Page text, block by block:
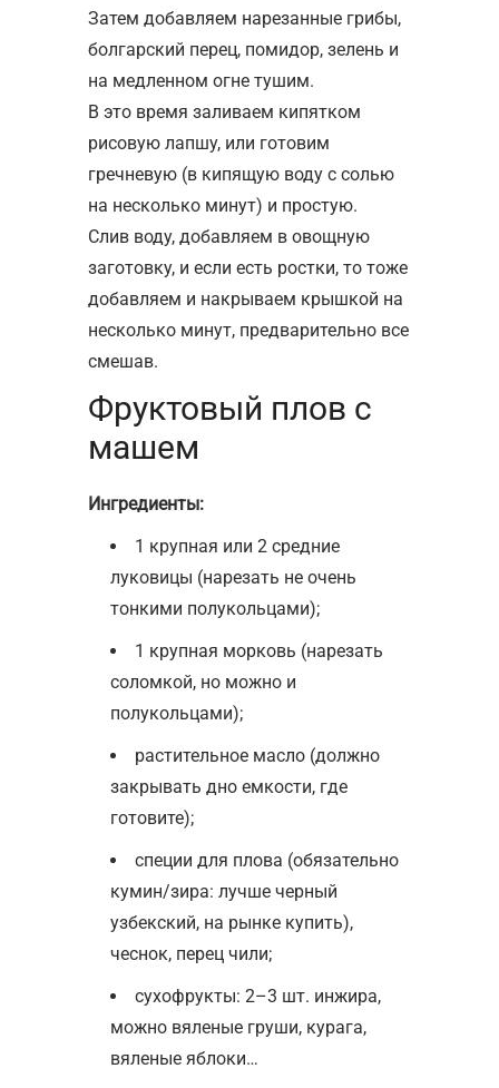
Затем добавляем нарезанные грибы,
болгарский перец, помидор, зелень и
на медленном огне тушим.
В это время заливаем кипятком
рисовую лапшу, или готовим
гречневую (в кипящую воду с солью
на несколько минут) и простую.
Слив воду, добавляем в овощную
заготовку, и если есть ростки, то тоже
добавляем и накрываем крышкой на
несколько минут, предварительно все
смешав.
Фруктовый плов с
машем
Ингредиенты:
1 крупная или 2 средние
луковицы (нарезать не очень
тонкими полукольцами);
1 крупная морковь (нарезать
соломкой, но можно и
полукольцами);
растительное масло (должно
закрывать дно емкости, где
готовите);
специи для плова (обязательно
кумин/зира: лучше черный
узбекский, на рынке купить),
чеснок, перец чили;
сухофрукты: 2–3 шт. инжира,
можно вяленые груши, курага,
вяленые яблоки…